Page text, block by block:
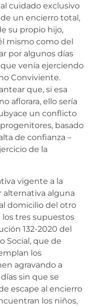
cuidado exclusivo
un encierro total,
su propio hijo,
mismo como del
por algunos días
venía ejerciendo
Conviviente.
que, si esa
aflorara, ello sería
un conflicto
basado
de confianza –
de la
vigente a la
alternativa alguna
domicilio del otro
tres supuestos
132-2020 del
Social, que de
los
agravando a
sin que se
escape al encierro
los niños,